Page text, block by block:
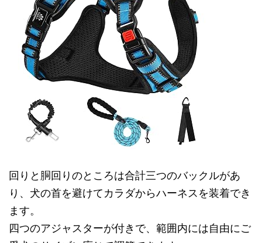
回りと胴回りのところは合計三つのバックルがあ
り、犬の首を避けてカラダからハーネスを装着でき
ます。
四つのアジャスターが付きで、範囲内には自由にご